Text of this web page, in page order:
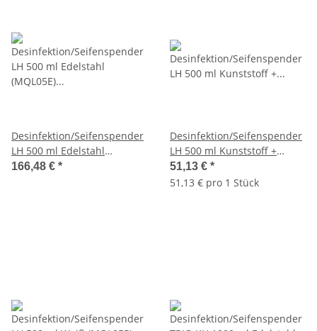
Desinfektion/Seifenspender
LH 500 ml Edelstahl
(MQL05E) (MediQo-line)
166,48 € *
Desinfektion/Seifenspender
LH 500 ml Kunststoff +
Tropfschale (MQL05K)
(MediQo-line)
51,13 € *
51,13 € pro 1 Stück